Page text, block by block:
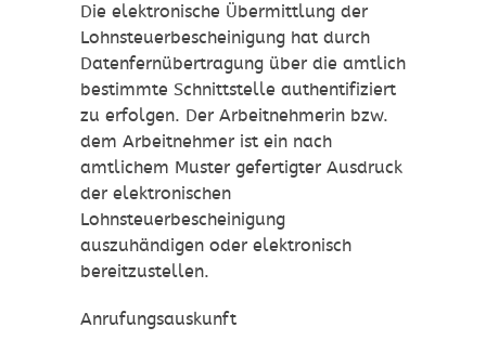
Die elektronische Übermittlung der
Lohnsteuerbescheinigung hat durch
Datenfernübertragung über die amtlich
bestimmte Schnittstelle authentifiziert
zu erfolgen. Der Arbeitnehmerin bzw.
dem Arbeitnehmer ist ein nach
amtlichem Muster gefertigter Ausdruck
der elektronischen
Lohnsteuerbescheinigung
auszuhändigen oder elektronisch
bereitzustellen.
Anrufungsauskunft